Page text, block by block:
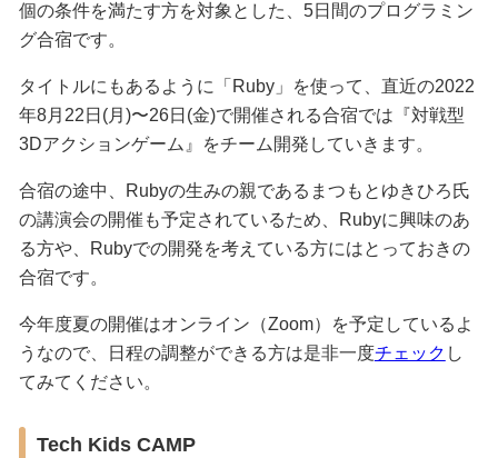
個の条件を満たす方を対象とした、5日間のプログラミン
グ合宿です。
タイトルにもあるように「Ruby」を使って、直近の2022
年8月22日(月)〜26日(金)で開催される合宿では『対戦型
3Dアクションゲーム』をチーム開発していきます。
合宿の途中、Rubyの生みの親であるまつもとゆきひろ氏
の講演会の開催も予定されているため、Rubyに興味のあ
る方や、Rubyでの開発を考えている方にはとっておきの
合宿です。
今年度夏の開催はオンライン（Zoom）を予定しているよ
うなので、日程の調整ができる方は是非一度チェック し
てみてください。
Tech Kids CAMP